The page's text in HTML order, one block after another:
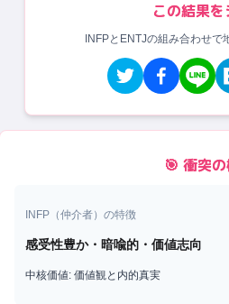
この結果
INFPとENTJの組み合わせ
🎯 衝突
INFP （仲介者）の特徴
感受性豊か・暗喩的・価値志向
中核価値: 価値観と内的真実